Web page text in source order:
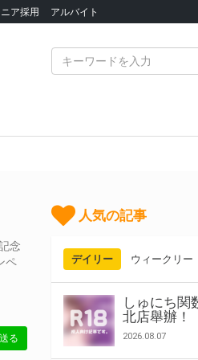
ア採用 アルバイト
念
ペ
る
人気の記事
デイリー ウィークリー
しゅにち関
北店舉辦！
2026.08.07